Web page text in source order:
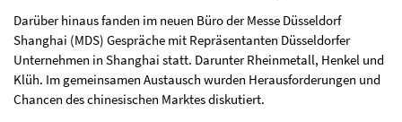
Darüber hinaus fanden im neuen Büro der Messe Düsseldorf
Shanghai (MDS) Gespräche mit Repräsentanten Düsseldorfer
Unternehmen in Shanghai statt. Darunter Rheinmetall, Henkel und
Klüh. Im gemeinsamen Austausch wurden Herausforderungen und
Chancen des chinesischen Marktes diskutiert.